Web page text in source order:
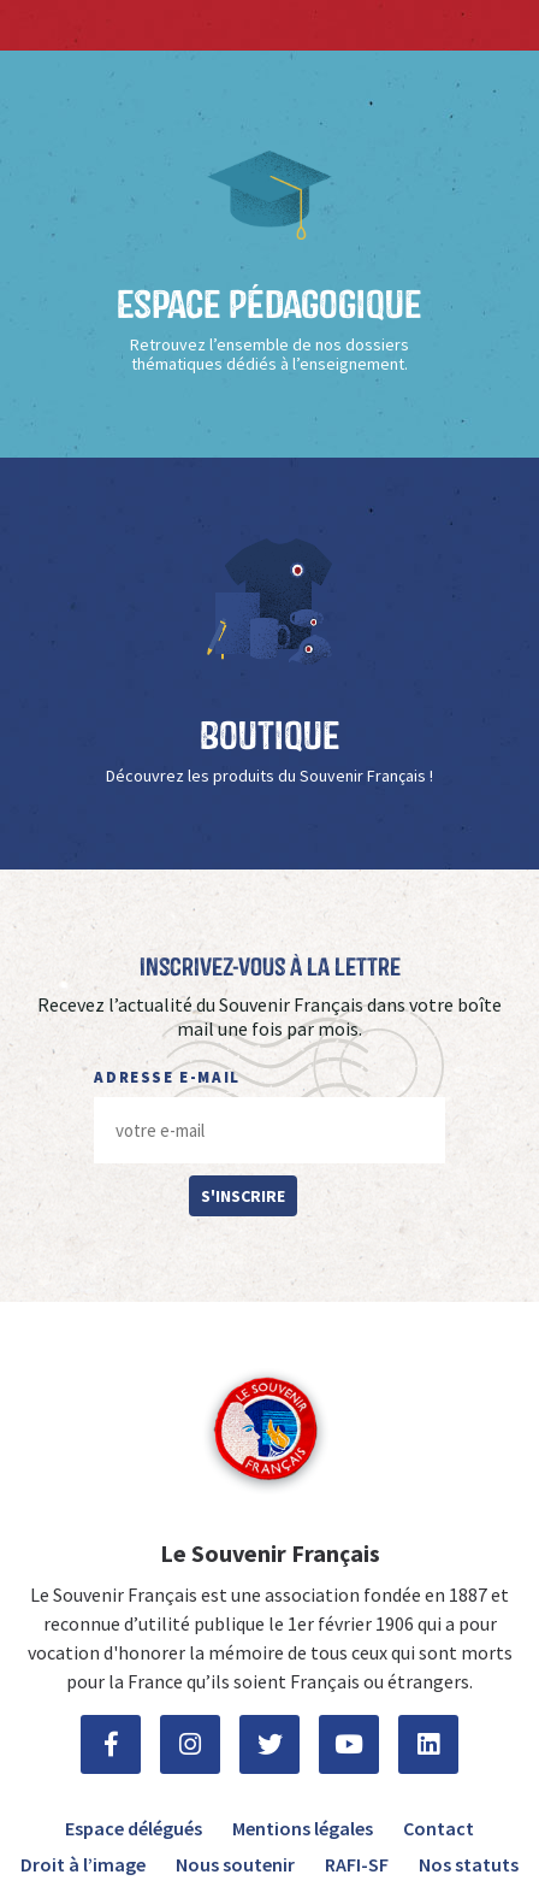
Espace Pédagogique
Retrouvez l’ensemble de nos dossiers
thématiques dédiés à l’enseignement.
Boutique
Découvrez les produits du Souvenir Français !
Inscrivez-vous à La Lettre
Recevez l’actualité du Souvenir Français dans votre boîte
mail une fois par mois.
ADRESSE E-MAIL
S'INSCRIRE
Le Souvenir Français
Le Souvenir Français est une association fondée en 1887 et
reconnue d’utilité publique le 1er février 1906 qui a pour
vocation d'honorer la mémoire de tous ceux qui sont morts
pour la France qu’ils soient Français ou étrangers.
Espace délégués Mentions légales
Contact
Droit à l’image
Nous soutenir RAFI-SF Nos statuts